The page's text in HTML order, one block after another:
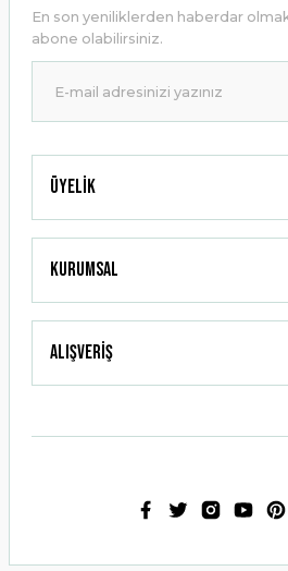
Ürün bilgilerinde hatalar bulunuyor.
Ürün fiyatı diğer sitelerden daha
Bu ürüne benzer farklı alternatifler
Gönder
Üyelik
Kurumsal
Alışveriş
En son yeniliklerden haberdar
abone olabilirsiniz.